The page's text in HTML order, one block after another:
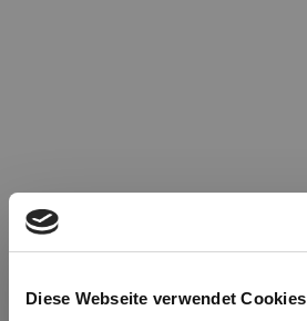
Diese Webseite verwendet Cookies